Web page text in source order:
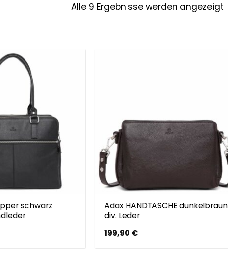
Alle 9 Ergebnisse werden angezeigt
schwarz
Adax HANDTASCHE dunkelbraun
div. Leder
199,90 €